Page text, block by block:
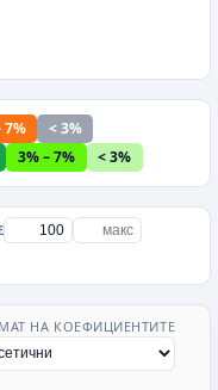
7% < 3%
3% – 7% < 3%
НА КОЕФИЦИЕНТИТЕ